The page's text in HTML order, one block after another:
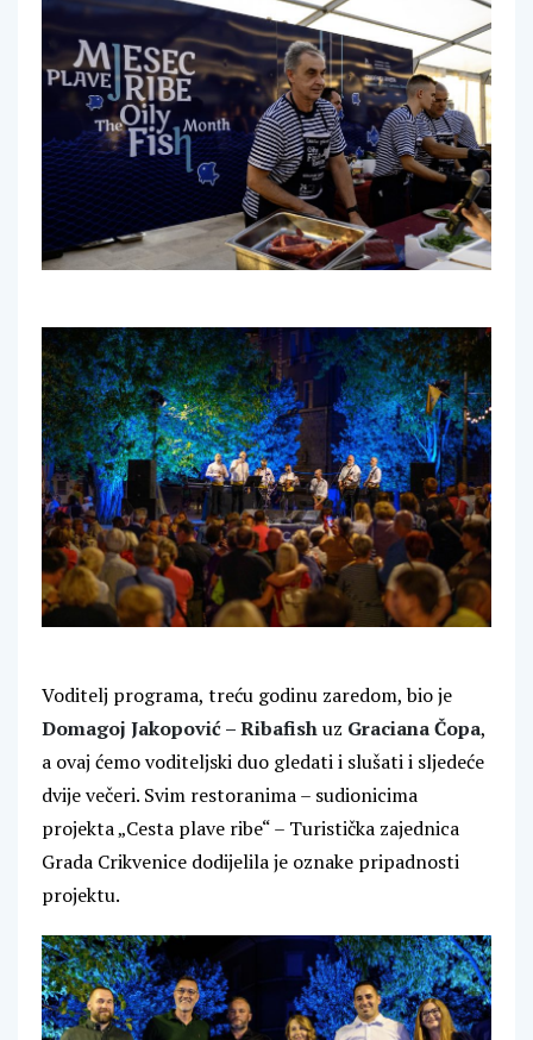
Voditelj programa, treću godinu zaredom, bio je
Domagoj Jakopović – Ribafishuz Graciana Čopa,
a ovaj ćemo voditeljski duo gledati i slušati i sljedeće
dvije večeri. Svim restoranima – sudionicima
projekta „Cesta plave ribe“ – Turistička zajednica
Grada Crikvenice dodijelila je oznake pripadnosti
projektu.